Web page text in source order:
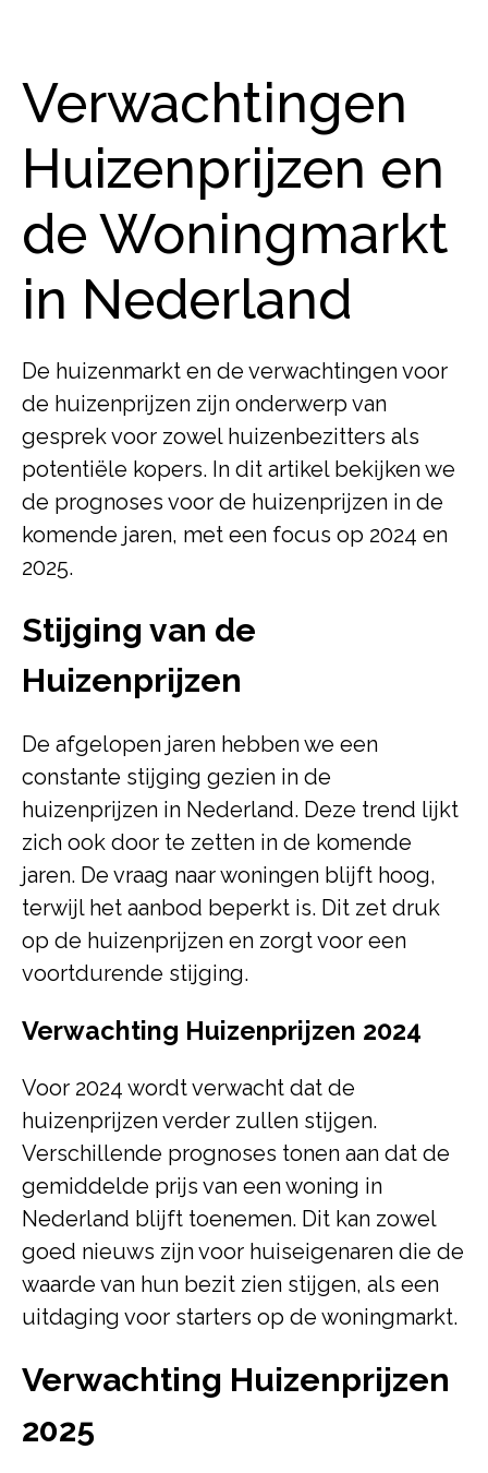
Verwachtingen
Huizenprijzen en
de Woningmarkt
in Nederland
De huizenmarkt en de verwachtingen voor
de huizenprijzen zijn onderwerp van
gesprek voor zowel huizenbezitters als
potentiële kopers. In dit artikel bekijken we
de prognoses voor de huizenprijzen in de
komende jaren, met een focus op 2024 en
2025.
Stijging van de
Huizenprijzen
De afgelopen jaren hebben we een
constante stijging gezien in de
huizenprijzen in Nederland. Deze trend lijkt
zich ook door te zetten in de komende
jaren. De vraag naar woningen blijft hoog,
terwijl het aanbod beperkt is. Dit zet druk
op de huizenprijzen en zorgt voor een
voortdurende stijging.
Verwachting Huizenprijzen 2024
Voor 2024 wordt verwacht dat de
huizenprijzen verder zullen stijgen.
Verschillende prognoses tonen aan dat de
gemiddelde prijs van een woning in
Nederland blijft toenemen. Dit kan zowel
goed nieuws zijn voor huiseigenaren die de
waarde van hun bezit zien stijgen, als een
uitdaging voor starters op de woningmarkt.
Verwachting Huizenprijzen
2025